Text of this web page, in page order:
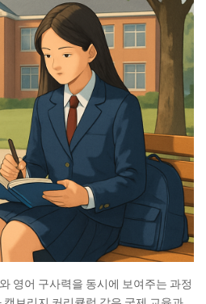
영어 구사력을 동시에 보여주는 과정